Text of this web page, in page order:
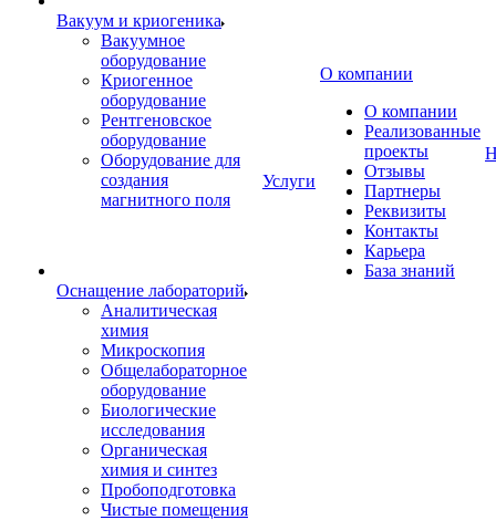
Вакуум и криогеника
Вакуумное
оборудование
Криогенное
оборудование
Рентгеновское
оборудование
Оборудование для
создания
магнитного поля
Оснащение лабораторий
Аналитическая
химия
Микроскопия
Общелабораторное
оборудование
Биологические
исследования
Органическая
химия и синтез
Пробоподготовка
Чистые помещения
Услуги
О компании
О компании
Реализованные
проекты
Отзывы
Партнеры
Реквизиты
Контакты
Карьера
База знаний